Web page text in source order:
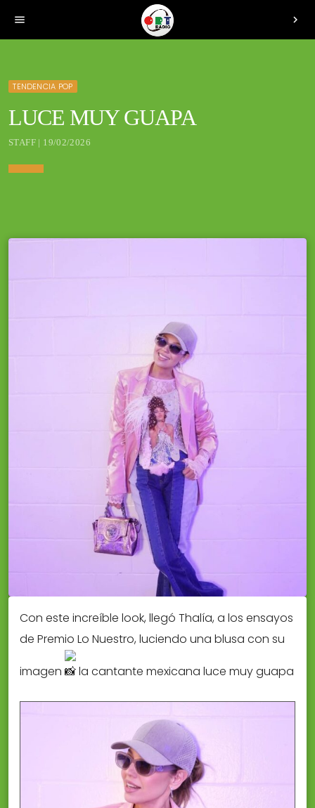
menu chevron_right
TENDENCIA POP
LUCE MUY GUAPA
STAFF | 19/02/2026
Con este increíble look, llegó Thalía, a los ensayos
de Premio Lo Nuestro, luciendo una blusa con su
imagen
la cantante mexicana luce muy guapa